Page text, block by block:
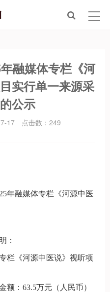
首页
众得服务
招标信息
新闻政策
融媒体专栏《河
实行单一来源采
公示
17 点击数： 249
年融媒体专栏《河源中医
：
栏《河源中医说》视听项
额： 63.5万元（人民币）